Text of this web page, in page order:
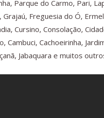
Parque do Carmo, Pari,
Freguesia do Ó,
Cursino, Consolação,
Cachoeirinha,
Jabaquara e muitos